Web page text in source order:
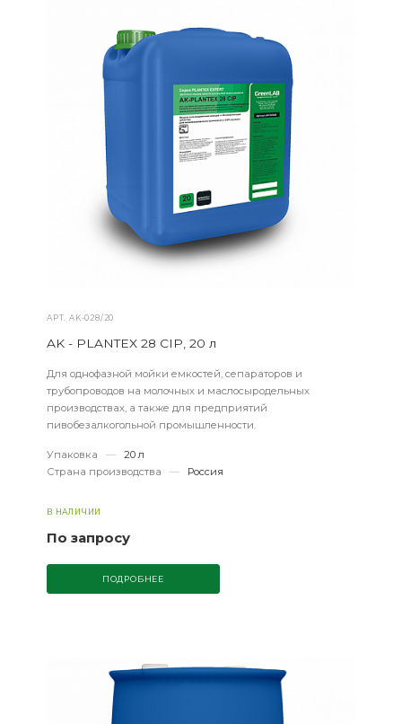
АРТ.AK-028/20
AK - PLANTEX 28 CIP, 20 л
Для однофазной мойки емкостей, сепараторов и
трубопроводов на молочных и маслосыродельных
производствах, а также для предприятий
пивобезалкогольной промышленности.
Упаковка —
20 л
Страна производства
— Россия
В НАЛИЧИИ
По запросу
ПОДРОБНЕЕ